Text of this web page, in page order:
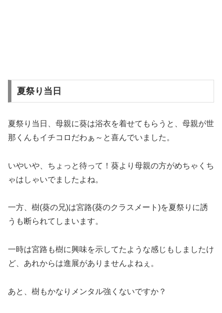
夏祭り当日
夏祭り当日、母親に葵は浴衣を着せてもらうと、母親が世
那くんもイチコロだわぁ～と喜んでいました。
いやいや、ちょっと待って！葵より母親の方がめちゃくち
ゃはしゃいでましたよね。
一方、樹(葵の兄)は宮路(葵のクラスメート)を夏祭りに誘
うも断られてしまいます。
一時は宮路も樹に興味を示してたような感じもしましたけ
ど、あれからは進展がありませんよねぇ。
あと、樹もかなりメンタル強くないですか？